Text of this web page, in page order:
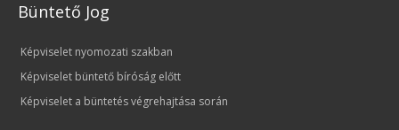
Büntető Jog
Képviselet nyomozati szakban
Képviselet büntető bíróság előtt
Képviselet a büntetés végrehajtása során